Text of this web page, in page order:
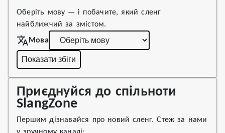
Оберіть мову — і побачите, який сленг
найближчий за змістом.
Мова
Показати збіги
Приєднуйся до спільноти
SlangZone
Першим дізнавайся про новий сленг. Стеж за нами